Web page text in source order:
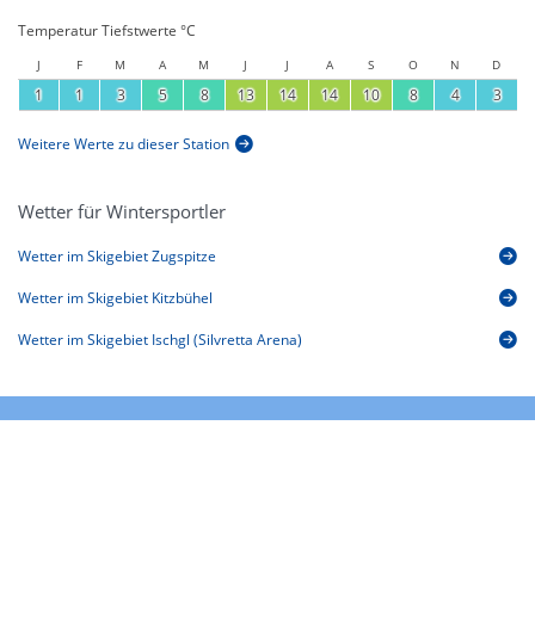
Temperatur Tiefstwerte °C
J F M A M J J A S O N D
1 1 3 5 8 13 14 14 10 8 4 3
Weitere Werte zu dieser Station
Wetter für Wintersportler
Wetter im Skigebiet Zugspitze
Wetter im Skigebiet Kitzbühel
Wetter im Skigebiet Ischgl (Silvretta Arena)